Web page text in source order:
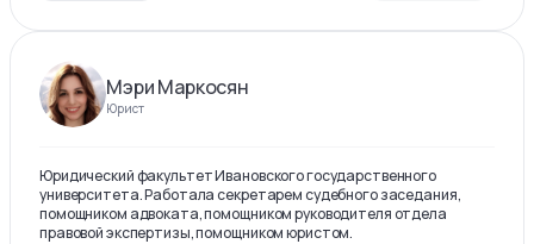
Мэри Маркосян
Юрист
Юридический факультет Ивановского государственного
университета. Работала секретарем судебного заседания,
помощником адвоката, помощником руководителя отдела
правовой экспертизы, помощником юристом.